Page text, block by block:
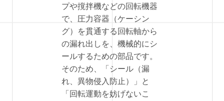
プや撹拌機などの回転機器
で、圧力容器（ケーシン
グ）を貫通する回転軸から
の漏れ出しを、機械的にシ
ールするための部品です。
そのため、「シール（漏
れ、異物侵入防止）」と
「回転運動を妨げないこ